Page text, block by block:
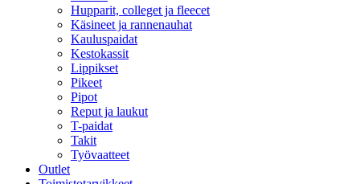
Hupparit, colleget ja fleecet
Käsineet ja rannenauhat
Kauluspaidat
Kestokassit
Lippikset
Pikeet
Pipot
Reput ja laukut
T-paidat
Takit
Työvaatteet
Outlet